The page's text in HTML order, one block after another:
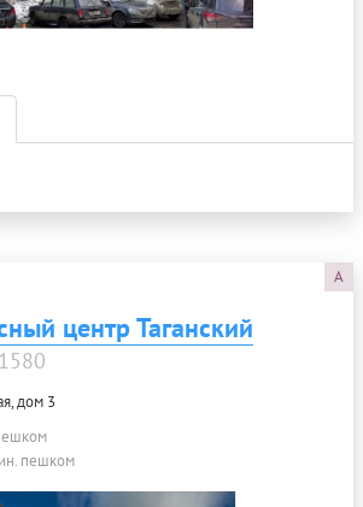
A
центр Таганский
дом 3
пешком